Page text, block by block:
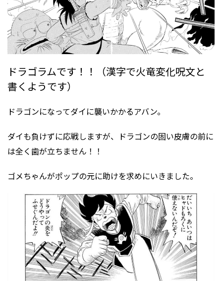
ドラゴラムです！！（漢字で火竜変化呪文と
書くようです）
ドラゴンになってダイに襲いかかるアバン。
ダイも負けずに応戦しますが、ドラゴンの固い皮膚の前に
は全く歯が立ちません！！
ゴメちゃんがポップの元に助けを求めにいきました。